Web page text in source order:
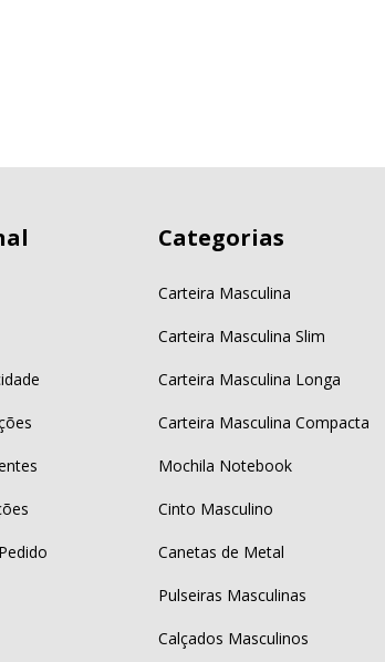
Categorias
Carteira Masculina
Carteira Masculina Slim
Carteira Masculina Longa
Carteira Masculina Compacta
Mochila Notebook
Cinto Masculino
Canetas de Metal
Pulseiras Masculinas
Calçados Masculinos